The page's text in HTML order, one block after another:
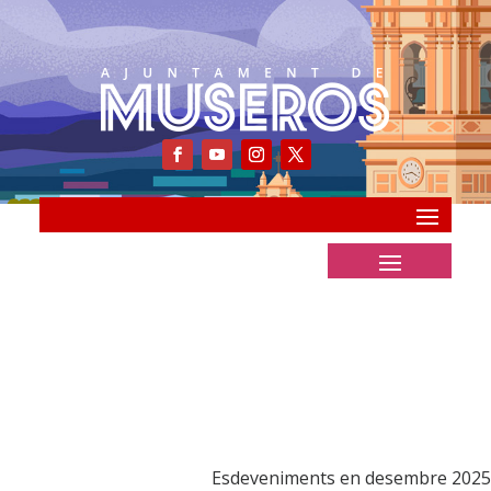
Esdeveniments en desembre 2025